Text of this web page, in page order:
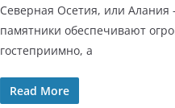
Северная Осетия, или
памятники обеспечивают
гостеприимно, а
Read More